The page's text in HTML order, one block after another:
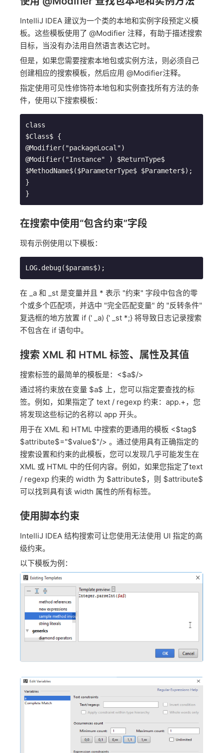
IntelliJ IDEA 建议为一个类的本地和实例字段预定义模
板。这些模板使用了 @Modifier 注释，有助于描述搜索
目标，当没有办法用自然语言表达它时。
但是，如果您需要搜索本地包或实例方法，则必须自己
创建相应的搜索模板，然后应用 @Modifier注释。
指定使用可见性修饰符本地包和实例查找所有方法的条
件，使用以下搜索模板：
class
$Class$ {
@Modifier("packageLocal")
@Modifier("Instance" ) $ReturnType$
$MethodName$($ParameterType$ $Parameter$);
}
}
在搜索中使用“包含约束”字段
现有示例使用以下模板：
LOG.debug($params$);
在 _a 和 _st 是变量并且 * 表示 "约束" 字段中包含的零
个或多个匹配项，并选中 "完全匹配变量" 的 "反转条件"
复选框的地方放置 if (' _a) {' _st *;} 将导致日志记录搜索
不包含在 if 语句中。
搜索 XML 和 HTML 标签、属性及其值
搜索标签的最简单的模板是：<$a$/>
通过将约束放在变量 $a$ 上，您可以指定要查找的标
签。例如，如果指定了 text / regexp 约束：app.+，您
将发现这些标记的名称以 app 开头。
用于在 XML 和 HTML 中搜索的更通用的模板 <$tag$
$attribute$="$value$"/> 。通过使用具有正确指定的
搜索设置和约束的此模板，您可以发现几乎可能发生在
XML 或 HTML 中的任何内容。例如，如果您指定了text
/ regexp 约束的 width 为 $attribute$，则 $attribute$
可以找到具有该 width 属性的所有标签。
使用脚本约束
IntelliJ IDEA 结构搜索可让您使用无法使用 UI 指定的高
级约束。
以下模板为例：